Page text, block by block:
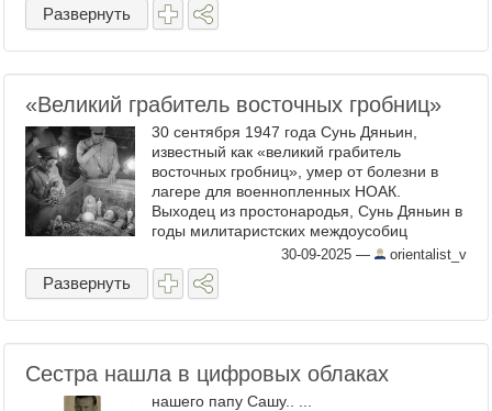
Развернуть
«Великий грабитель восточных гробниц»
30 сентября 1947 года Сунь Дяньин,
известный как «великий грабитель
восточных гробниц», умер от болезни в
лагере для военнопленных НОАК.
Выходец из простонародья, Сунь Дяньин в
годы милитаристских междоусобиц
сформировал собственный вооруженный
отряд. Ради выживания он
последовательно ...
30-09-2025 — orientalist_v
Развернуть
Сестра нашла в цифровых облаках
нашего папу Сашу.. ...